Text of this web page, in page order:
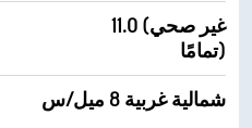
11.0 (غير صحي
تمامًا)
شمالية غربية 8 ميل/س